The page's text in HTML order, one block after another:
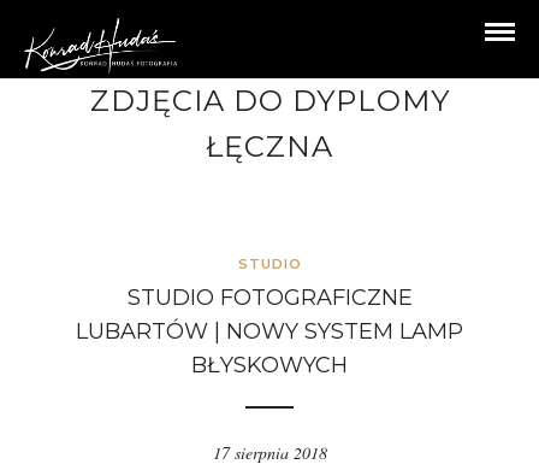
ZDJĘCIA DO DYPLOMY
ŁĘCZNA
STUDIO
STUDIO FOTOGRAFICZNE
LUBARTÓW | NOWY SYSTEM LAMP
BŁYSKOWYCH
17 sierpnia 2018